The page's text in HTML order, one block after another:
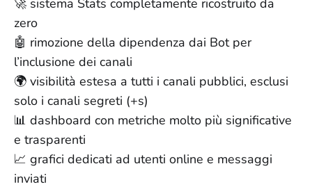
🚀 sistema Stats completamente ricostruito da
zero
🤖 rimozione della dipendenza dai Bot per
l’inclusione dei canali
🌍 visibilità estesa a tutti i canali pubblici, esclusi
solo i canali segreti (+s)
📊 dashboard con metriche molto più significative
e trasparenti
📈 grafici dedicati ad utenti online e messaggi
inviati